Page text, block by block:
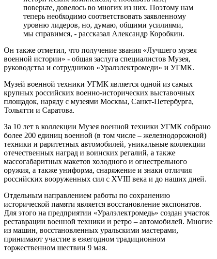
поверьте, довелось во многих из них. Поэтому нам
теперь необходимо соответствовать заявленному
уровню лидеров, но, думаю, общими усилиями,
мы справимся, - рассказал Александр Коробкин.
Он также отметил, что получение звания «Лучшего музея
военной истории» - общая заслуга специалистов Музея,
руководства и сотрудников «Уралэлектромеди» и УГМК.
Музей военной техники УГМК является одной из самых
крупных российских военно-исторических выставочных
площадок, наряду с музеями Москвы, Санкт-Петербурга,
Тольятти и Саратова.
За 10 лет в коллекции Музея военной техники УГМК собрано
более 200 единиц военной (в том числе – железнодорожной)
техники и раритетных автомобилей, уникальные коллекции
отечественных наград и воинских регалий, а также
массогабаритных макетов холодного и огнестрельного
оружия, а также униформа, снаряжение и знаки отличия
российских вооруженных сил с XVIII века и до наших дней.
Отдельным направлением работы по сохранению
исторической памяти является восстановление экспонатов.
Для этого на предприятии «Уралэлектромедь» создан участок
реставрации военной техники и ретро – автомобилей. Многие
из машин, восстановленных уральскими мастерами,
принимают участие в ежегодном традиционном
торжественном шествии 9 мая.